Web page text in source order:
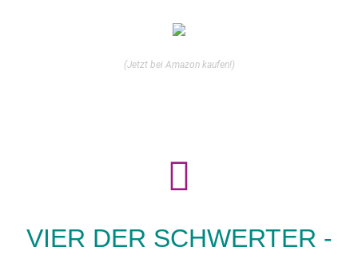
(Jetzt bei Amazon kaufen!)
VIER DER SCHWERTER -